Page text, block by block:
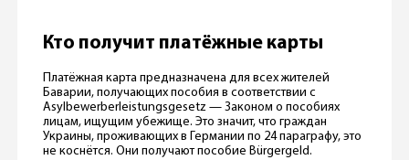
Кто получит платёжные карты
Платёжная карта предназначена для всех жителей
Баварии, получающих пособия в соответствии с
Asylbewerberleistungsgesetz — Законом о пособиях
лицам, ищущим убежище. Это значит, что граждан
Украины, проживающих в Германии по 24 параграфу, это
не коснётся. Они получают пособие Bürgergeld.